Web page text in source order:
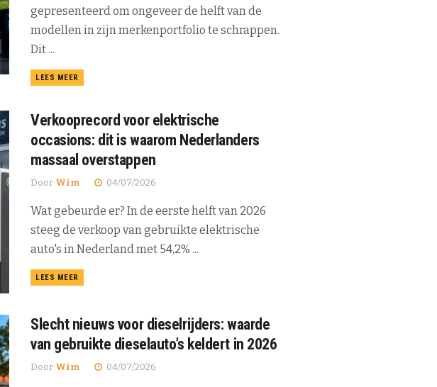
gepresenteerd om ongeveer de helft van de
modellen in zijn merkenportfolio te schrappen.
Dit ...
LEES MEER
Verkooprecord voor elektrische
occasions: dit is waarom Nederlanders
massaal overstappen
Door Wim 04/07/2026
Wat gebeurde er? In de eerste helft van 2026
steeg de verkoop van gebruikte elektrische
auto's in Nederland met 54,2% ...
LEES MEER
Slecht nieuws voor dieselrijders: waarde
van gebruikte dieselauto’s keldert in 2026
Door Wim 04/07/2026